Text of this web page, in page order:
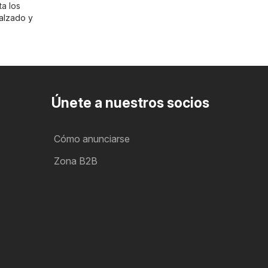
los
y
Únete a nuestros socios
Cómo anunciarse
Zona B2B